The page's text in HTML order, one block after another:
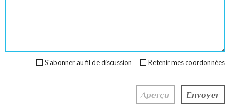
Retenir mes coordonnées
S'abonner au fil de discussion